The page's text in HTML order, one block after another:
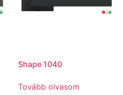
Shape 1040
Tovább olvasom